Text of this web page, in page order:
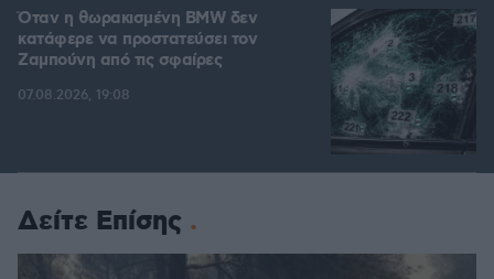
Όταν η θωρακισμένη BMW δεν
κατάφερε να προστατεύσει τον
Ζαμπούνη από τις σφαίρες
07.08.2026, 19:08
Δείτε Επίσης